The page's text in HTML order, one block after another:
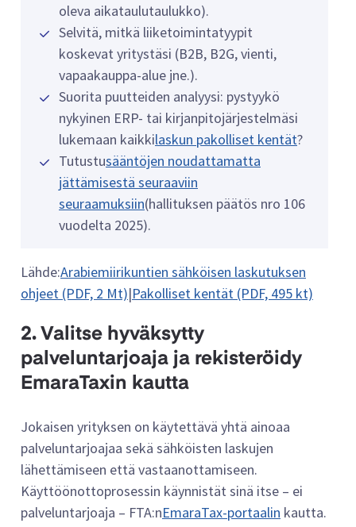
oleva aikataulutaulukko).
Selvitä, mitkä liiketoimintatyypit
koskevat yritystäsi (B2B, B2G, vienti,
vapaakauppa-alue jne.).
Suorita puutteiden analyysi: pystyykö
nykyinen ERP- tai kirjanpitojärjestelmäsi
lukemaan kaikkilaskun pakolliset kentät?
Tutustusääntöjen noudattamatta
jättämisestä seuraaviin
seuraamuksiin(hallituksen päätös nro 106
vuodelta 2025).
Lähde:Arabiemiirikuntien sähköisen laskutuksen
ohjeet (PDF, 2 Mt)|Pakolliset kentät (PDF, 495 kt)
2. Valitse hyväksytty
palveluntarjoaja ja rekisteröidy
EmaraTaxin kautta
Jokaisen yrityksen on käytettävä yhtä ainoaa
palveluntarjoajaa sekä sähköisten laskujen
lähettämiseen että vastaanottamiseen.
Käyttöönottoprosessin käynnistät sinä itse – ei
palveluntarjoaja – FTA:nEmaraTax-portaalin kautta.